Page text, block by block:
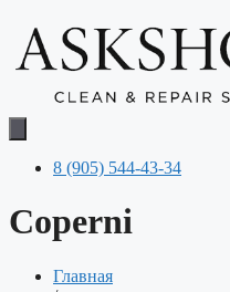
8 (905) 544-43-34
Coperni
Главная